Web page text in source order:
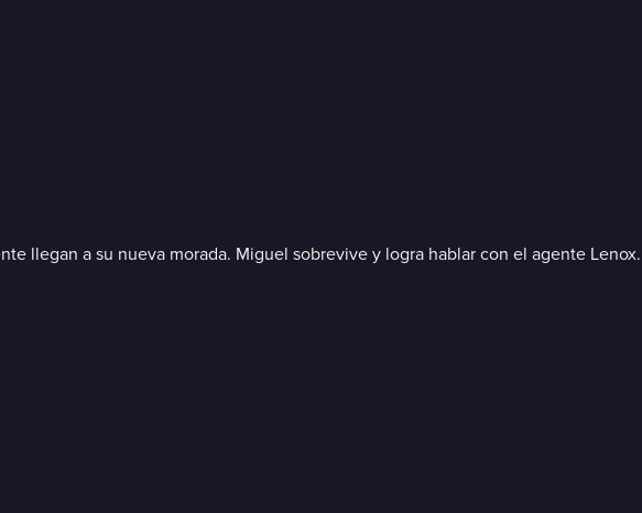
llegan a su nueva morada. Miguel sobrevive y logra hablar con el agente Lenox.